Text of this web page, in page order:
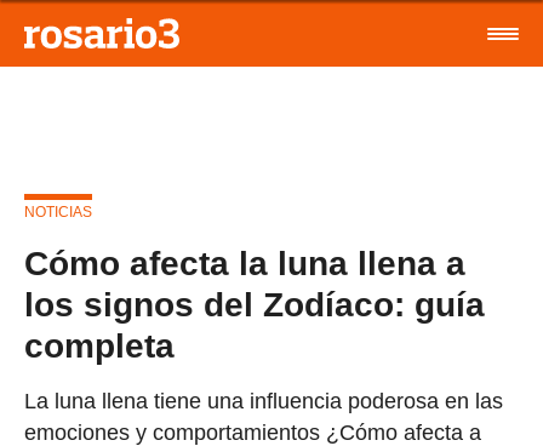
NOTICIAS
Cómo afecta la luna llena a
los signos del Zodíaco: guía
completa
La luna llena tiene una influencia poderosa en las
emociones y comportamientos ¿Cómo afecta a